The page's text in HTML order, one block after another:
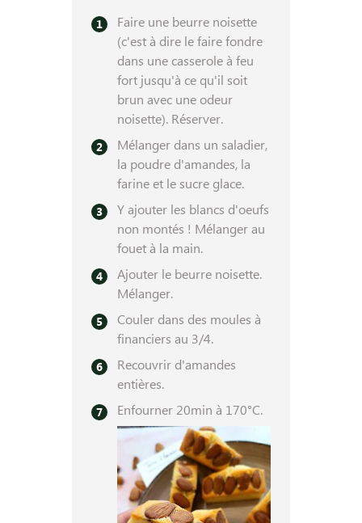
Faire une beurre noisette
(c'est à dire le faire fondre
dans une casserole à feu
fort jusqu'à ce qu'il soit
brun avec une odeur
noisette). Réserver.
Mélanger dans un saladier,
la poudre d'amandes, la
farine et le sucre glace.
Y ajouter les blancs d'oeufs
non montés ! Mélanger au
fouet à la main.
Ajouter le beurre noisette.
Mélanger.
Couler dans des moules à
financiers au 3/4.
Recouvrir d'amandes
entières.
Enfourner 20min à 170°C.